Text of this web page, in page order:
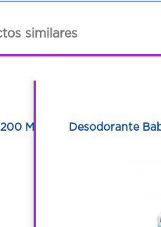
similares
Ml Desodorante